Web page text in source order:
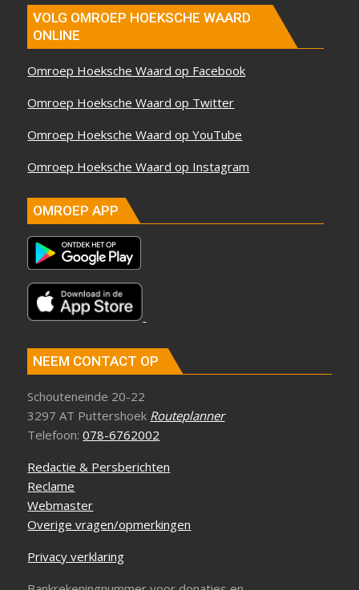
VOLG OMROEP HOEKSCHE WAARD
ONLINE
Omroep Hoeksche Waard op Facebook
Omroep Hoeksche Waard op Twitter
Omroep Hoeksche Waard op YouTube
Omroep Hoeksche Waard op Instagram
OMROEP APP
NEEM CONTACT OP
Schouteneinde 20-22
3297 AT Puttershoek Routeplanner
Telefoon:078-6762002
Redactie & Persberichten
Reclame
Webmaster
Overige vragen/opmerkingen
Privacy verklaring